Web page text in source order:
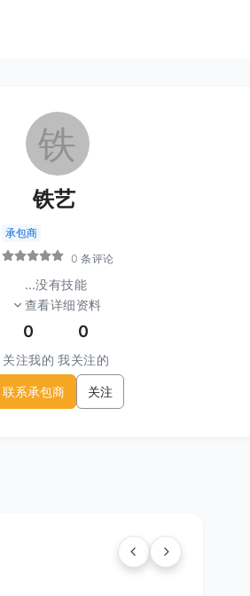
铁
铁艺
承包商
0 条评论
...没有技能
查看详细资料
0
关注我的
0
我关注的
联系承包商 关注